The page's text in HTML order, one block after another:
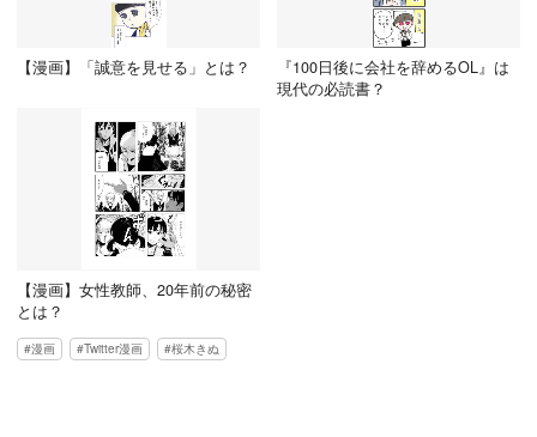
【漫画】「誠意を見せる」とは？
『100日後に会社を辞めるOL』は
現代の必読書？
【漫画】女性教師、20年前の秘密
とは？
漫画 Twitter漫画 桜木きぬ